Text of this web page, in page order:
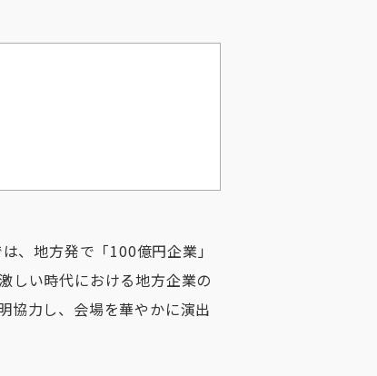
、地方発で「100億円企業」
しい時代における地方企業の
協力し、会場を華やかに演出